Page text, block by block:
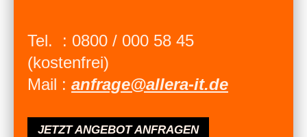
Tel. : 0800 / 000 58 45
(kostenfrei)
Mail : anfrage@allera-it.de
JETZT ANGEBOT ANFRAGEN